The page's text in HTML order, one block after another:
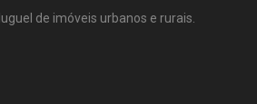
de imóveis urbanos e rurais.